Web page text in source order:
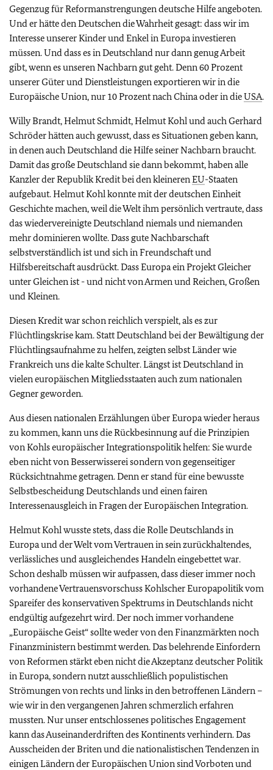
Gegenzug für Reformanstrengungen deutsche Hilfe angeboten.
Und er hätte den Deutschen die Wahrheit gesagt: dass wir im
Interesse unserer Kinder und Enkel in Europa investieren
müssen. Und dass es in Deutschland nur dann genug Arbeit
gibt, wenn es unseren Nachbarn gut geht. Denn 60 Prozent
unserer Güter und Dienstleistungen exportieren wir in die
Europäische Union, nur 10 Prozent nach China oder in dieUSA.
Willy Brandt, Helmut Schmidt, Helmut Kohl und auch Gerhard
Schröder hätten auch gewusst, dass es Situationen geben kann,
in denen auch Deutschland die Hilfe seiner Nachbarn braucht.
Damit das große Deutschland sie dann bekommt, haben alle
Kanzler der Republik Kredit bei den kleinerenEU-Staaten
aufgebaut. Helmut Kohl konnte mit der deutschen Einheit
Geschichte machen, weil die Welt ihm persönlich vertraute, dass
das wiedervereinigte Deutschland niemals und niemanden
mehr dominieren wollte. Dass gute Nachbarschaft
selbstverständlich ist und sich in Freundschaft und
Hilfsbereitschaft ausdrückt. Dass Europa ein Projekt Gleicher
unter Gleichen ist - und nicht von Armen und Reichen, Großen
und Kleinen.
Diesen Kredit war schon reichlich verspielt, als es zur
Flüchtlingskrise kam. Statt Deutschland bei der Bewältigung der
Flüchtlingsaufnahme zu helfen, zeigten selbst Länder wie
Frankreich uns die kalte Schulter. Längst ist Deutschland in
vielen europäischen Mitgliedsstaaten auch zum nationalen
Gegner geworden.
Aus diesen nationalen Erzählungen über Europa wieder heraus
zu kommen, kann uns die Rückbesinnung auf die Prinzipien
von Kohls europäischer Integrationspolitik helfen: Sie wurde
eben nicht von Besserwisserei sondern von gegenseitiger
Rücksichtnahme getragen. Denn er stand für eine bewusste
Selbstbescheidung Deutschlands und einen fairen
Interessenausgleich in Fragen der Europäischen Integration.
Helmut Kohl wusste stets, dass die Rolle Deutschlands in
Europa und der Welt vom Vertrauen in sein zurückhaltendes,
verlässliches und ausgleichendes Handeln eingebettet war.
Schon deshalb müssen wir aufpassen, dass dieser immer noch
vorhandene Vertrauensvorschuss Kohlscher Europapolitik vom
Spareifer des konservativen Spektrums in Deutschlands nicht
endgültig aufgezehrt wird. Der noch immer vorhandene
„Europäische Geist“ sollte weder von den Finanzmärkten noch
Finanzministern bestimmt werden. Das belehrende Einfordern
von Reformen stärkt eben nicht die Akzeptanz deutscher Politik
in Europa, sondern nutzt ausschließlich populistischen
Strömungen von rechts und links in den betroffenen Ländern –
wie wir in den vergangenen Jahren schmerzlich erfahren
mussten. Nur unser entschlossenes politisches Engagement
kann das Auseinanderdriften des Kontinents verhindern. Das
Ausscheiden der Briten und die nationalistischen Tendenzen in
einigen Ländern der Europäischen Union sind Vorboten und